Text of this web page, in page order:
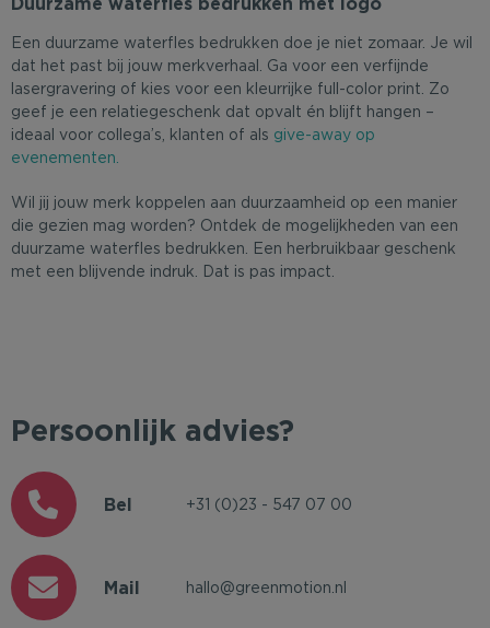
Een duurzame waterfles bedrukken doe je niet zomaar. Je wil
dat het past bij jouw merkverhaal. Ga voor een verfijnde
lasergravering of kies voor een kleurrijke full-color print. Zo
geef je een relatiegeschenk dat opvalt én blijft hangen –
ideaal voor collega’s, klanten of als give-away op
evenementen.
Wil jij jouw merk koppelen aan duurzaamheid op een manier
die gezien mag worden? Ontdek de mogelijkheden van een
duurzame waterfles bedrukken. Een herbruikbaar geschenk
met een blijvende indruk. Dat is pas impact.
Persoonlijk advies?
Bel +31 (0)23 - 547 07 00
Mail hallo@greenmotion.nl